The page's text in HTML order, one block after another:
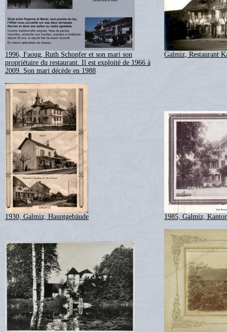
1996, Faoug, Ruth Schopfer et son mari son
propriétaire du restaurant. Il est exploité de 1966 à
2009. Son mari décède en 1988
Galmiz, Restaurant
1930, Galmiz, Hauptgebäude 1985, Galmiz,